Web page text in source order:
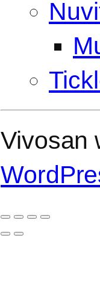
Vivosan